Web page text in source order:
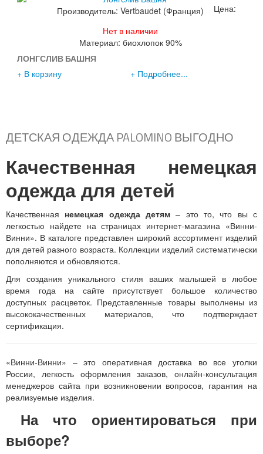
Производитель:Vertbaudet (Франция)
Нет в наличии
Цена:
590р.
Материал: биохлопок 90%
ЛОНГСЛИВ БАШНЯ
+ В корзину + Подробнее...
ДЕТСКАЯ ОДЕЖДА PALOMINO ВЫГОДНО
Качественная немецкая
одежда для детей
Качественная немецкая одежда детям – это то, что вы с
легкостью найдете на страницах интернет-магазина «Винни-
Винни». В каталоге представлен широкий ассортимент изделий
для детей разного возраста. Коллекции изделий систематически
пополняются и обновляются.
Для создания уникального стиля ваших малышей в любое
время года на сайте присутствует большое количество
доступных расцветок. Представленные товары выполнены из
высококачественных материалов, что подтверждает
сертификация.
«Винни-Винни» – это оперативная доставка во все уголки
России, легкость оформления заказов, онлайн-консультация
менеджеров сайта при возникновении вопросов, гарантия на
реализуемые изделия.
На что ориентироваться при
выборе?